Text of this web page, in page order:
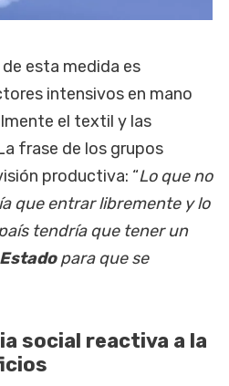
esta medida es
intensivos en mano
el textil y las
frase de los grupos
productiva: “Lo que no
que entrar libremente y lo
tendría que tener un
Estadopara que se
social reactiva a la